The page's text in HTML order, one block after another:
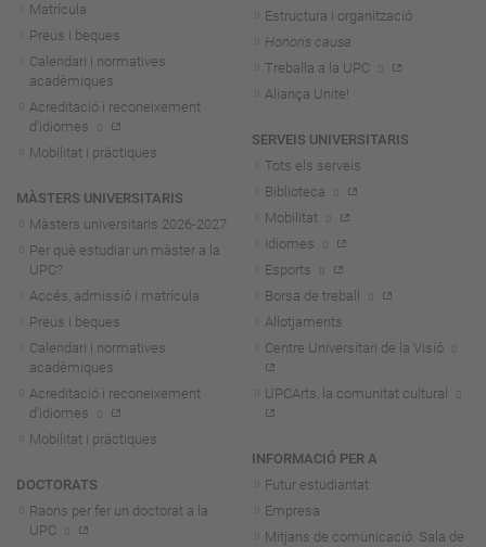
Matrícula
Preus i beques
Calendari i normatives
acadèmiques
Acreditació i reconeixement
d'idiomes
Mobilitat i pràctiques
MÀSTERS UNIVERSITARIS
Màsters universitaris 2026-2027
Per què estudiar un màster a la
UPC?
Accés, admissió i matrícula
Preus i beques
Calendari i normatives
acadèmiques
Acreditació i reconeixement
d'idiomes
Mobilitat i pràctiques
DOCTORATS
Raons per fer un doctorat a la
UPC
Estructura i organització
Honoris causa
Treballa a la UPC
Aliança Unite!
SERVEIS UNIVERSITARIS
Tots els serveis
Biblioteca
Mobilitat
Idiomes
Esports
Borsa de treball
Allotjaments
Centre Universitari de la Visió
UPCArts, la comunitat cultural
INFORMACIÓ PER A
Futur estudiantat
Empresa
Mitjans de comunicació. Sala de